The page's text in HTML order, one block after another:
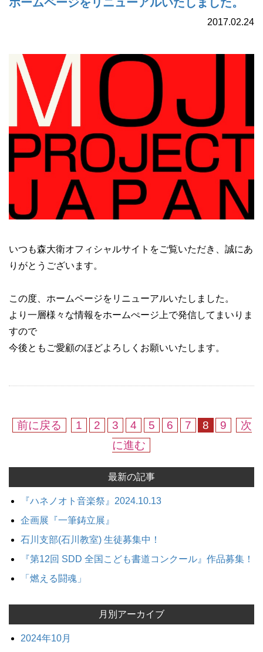
2017.02.24
いつも森大衛オフィシャルサイトをご覧いただき、誠にあ
りがとうございます。
この度、ホームページをリニューアルいたしました。
より一層様々な情報をホームぺージ上で発信してまいりま
すので
今後ともご愛顧のほどよろしくお願いいたします。
前に戻る 1 2 3 4 5 6 7 8 9
次
に進む
最新の記事
『ハネノオト音楽祭』2024.10.13
企画展『一筆鋳立展』
石川支部(石川教室) 生徒募集中！
『第12回 SDD 全国こども書道コンクール』作品募集！
「燃える闘魂」
月別アーカイブ
2024年10月